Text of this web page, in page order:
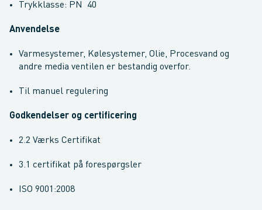
Trykklasse: PN 40
Anvendelse
Varmesystemer, Kølesystemer, Olie, Procesvand og
andre media ventilen er bestandig overfor.
Til manuel regulering
Godkendelser og certificering
2.2 Værks Certifikat
3.1 certifikat på forespørgsler
ISO 9001:2008